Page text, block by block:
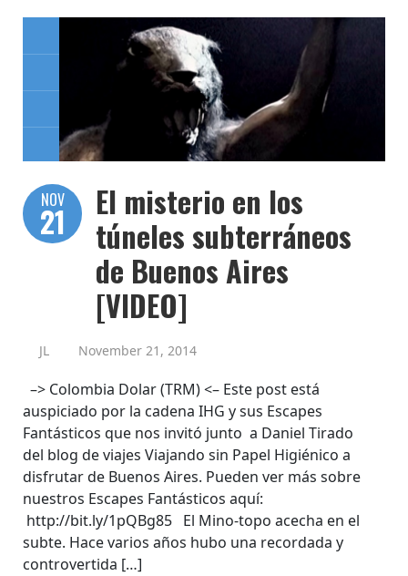
NOV
21
El misterio en los
túneles subterráneos
de Buenos Aires
[VIDEO]
JL November 21, 2014
–> Colombia Dolar (TRM) <– Este post está
auspiciado por la cadena IHG y sus Escapes
Fantásticos que nos invitó junto a Daniel Tirado
del blog de viajes Viajando sin Papel Higiénico a
disfrutar de Buenos Aires. Pueden ver más sobre
nuestros Escapes Fantásticos aquí:
http://bit.ly/1pQBg85 El Mino-topo acecha en el
subte. Hace varios años hubo una recordada y
controvertida […]